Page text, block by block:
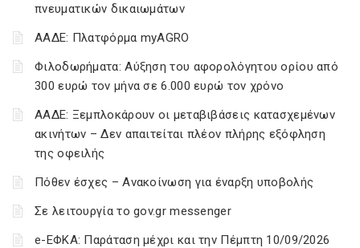
πνευματικών δικαιωμάτων
ΑΑΔΕ: Πλατφόρμα myAGRO
Φιλοδωρήματα: Αύξηση του αφορολόγητου ορίου από
300 ευρώ τον μήνα σε 6.000 ευρώ τον χρόνο
ΑΑΔΕ: Ξεμπλοκάρουν οι μεταβιβάσεις κατασχεμένων
ακινήτων – Δεν απαιτείται πλέον πλήρης εξόφληση
της οφειλής
Πόθεν έσχες – Ανακοίνωση για έναρξη υποβολής
Σε λειτουργία το gov.gr messenger
e-ΕΦΚΑ: Παράταση μέχρι και την Πέμπτη 10/09/2026